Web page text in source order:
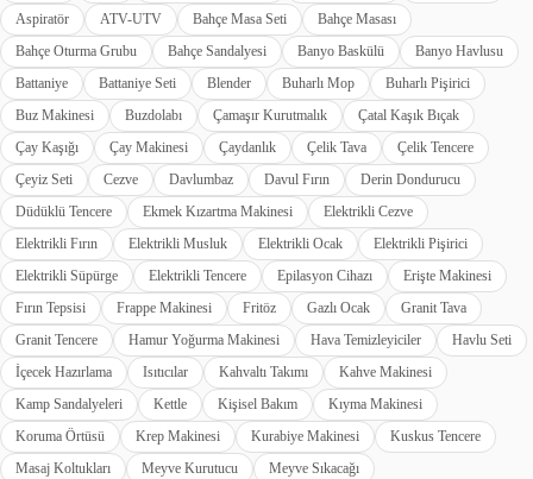
Aspiratör
ATV-UTV Bahçe Masa Seti
Bahçe Masası
Bahçe Oturma Grubu
Bahçe Sandalyesi Banyo Baskülü
Banyo Havlusu
Battaniye
Battaniye Seti Blender Buharlı Mop
Buharlı Pişirici
Buz Makinesi
Buzdolabı Çamaşır Kurutmalık
Çatal Kaşık Bıçak
Çay Kaşığı
Çay Makinesi Çaydanlık Çelik Tava
Çelik Tencere
Çeyiz Seti
Cezve Davlumbaz Davul Fırın
Derin Dondurucu
Düdüklü Tencere
Ekmek Kızartma Makinesi
Elektrikli Cezve
Elektrikli Fırın
Elektrikli Musluk Elektrikli Ocak
Elektrikli Pişirici
Elektrikli Süpürge
Elektrikli Tencere Epilasyon Cihazı
Erişte Makinesi
Fırın Tepsisi
Frappe Makinesi Fritöz Gazlı Ocak
Granit Tava
Granit Tencere
Hamur Yoğurma Makinesi Hava Temizleyiciler
Havlu Seti
İçecek Hazırlama
Isıtıcılar Kahvaltı Takımı
Kahve Makinesi
Kamp Sandalyeleri
Kettle Kişisel Bakım
Kıyma Makinesi
Koruma Örtüsü
Krep Makinesi Kurabiye Makinesi
Kuskus Tencere
Masaj Koltukları
Meyve Kurutucu Meyve Sıkacağı